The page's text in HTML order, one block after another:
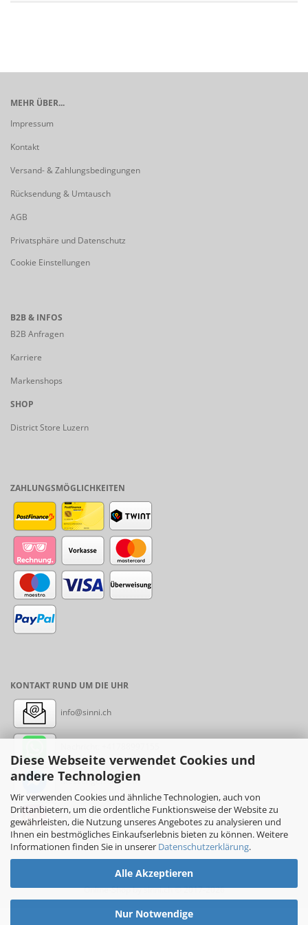
Diese Webseite verwendet Cookies und
andere Technologien
Wir verwenden Cookies und ähnliche Technologien, auch von
Drittanbietern, um die ordentliche Funktionsweise der Website zu
gewährleisten, die Nutzung unseres Angebotes zu analysieren und
Ihnen ein bestmögliches Einkaufserlebnis bieten zu können. Weitere
Informationen finden Sie in unserer Datenschutzerklärung.
Alle Akzeptieren
Nur Notwendige
MEHR ÜBER...
Impressum
Kontakt
Versand- & Zahlungsbedingungen
Rücksendung & Umtausch
AGB
Privatsphäre und Datenschutz
Cookie Einstellungen
B2B & INFOS
B2B Anfragen
Karriere
Markenshops
SHOP
District Store Luzern
ZAHLUNGSMÖGLICHKEITEN
KONTAKT RUND UM DIE UHR
info@sinni.ch
Messenger: sinni.ch
Instagram: sinni_ch
Online-Shopby sinni.ch © 2017-2026